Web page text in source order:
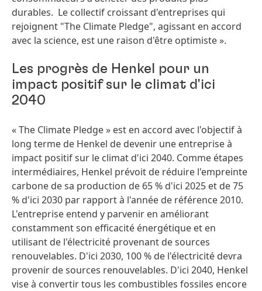
durables. Le collectif croissant d'entreprises qui
rejoignent "The Climate Pledge", agissant en accord
avec la science, est une raison d'être optimiste ».
Les progrès de Henkel pour un
impact positif sur le climat d'ici
2040
« The Climate Pledge » est en accord avec l'objectif à
long terme de Henkel de devenir une entreprise à
impact positif sur le climat d'ici 2040. Comme étapes
intermédiaires, Henkel prévoit de réduire l'empreinte
carbone de sa production de 65 % d'ici 2025 et de 75
% d'ici 2030 par rapport à l'année de référence 2010.
L'entreprise entend y parvenir en améliorant
constamment son efficacité énergétique et en
utilisant de l'électricité provenant de sources
renouvelables. D'ici 2030, 100 % de l'électricité devra
provenir de sources renouvelables. D'ici 2040, Henkel
vise à convertir tous les combustibles fossiles encore